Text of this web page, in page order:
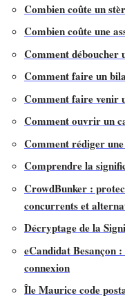
Combien coûte un
Combien coûte une
Comment déboucher
Comment faire un
Comment faire venir
Comment ouvrir un
Comment rédiger
Comprendre la
CrowdBunker :
concurrents et
Décryptage de la
eCandidat Besançon
connexion
Île Maurice code